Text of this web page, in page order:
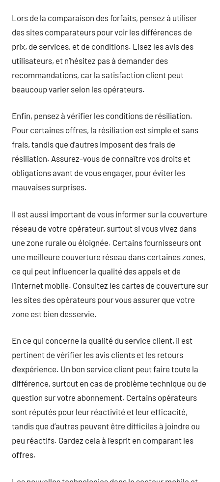
Lors de la comparaison des forfaits, pensez à utiliser
des sites comparateurs pour voir les différences de
prix, de services, et de conditions. Lisez les avis des
utilisateurs, et n’hésitez pas à demander des
recommandations, car la satisfaction client peut
beaucoup varier selon les opérateurs.
Enfin, pensez à vérifier les conditions de résiliation.
Pour certaines offres, la résiliation est simple et sans
frais, tandis que d’autres imposent des frais de
résiliation. Assurez-vous de connaître vos droits et
obligations avant de vous engager, pour éviter les
mauvaises surprises.
Il est aussi important de vous informer sur la couverture
réseau de votre opérateur, surtout si vous vivez dans
une zone rurale ou éloignée. Certains fournisseurs ont
une meilleure couverture réseau dans certaines zones,
ce qui peut influencer la qualité des appels et de
l’internet mobile. Consultez les cartes de couverture sur
les sites des opérateurs pour vous assurer que votre
zone est bien desservie.
En ce qui concerne la qualité du service client, il est
pertinent de vérifier les avis clients et les retours
d’expérience. Un bon service client peut faire toute la
différence, surtout en cas de problème technique ou de
question sur votre abonnement. Certains opérateurs
sont réputés pour leur réactivité et leur efficacité,
tandis que d’autres peuvent être difficiles à joindre ou
peu réactifs. Gardez cela à l’esprit en comparant les
offres.